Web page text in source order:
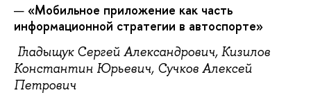
«Мобильное приложение как часть
информационной стратегии в автоспорте»
Гладыщук Сергей Александрович, Кизилов
Константин Юрьевич, Сучков Алексей
Петрович